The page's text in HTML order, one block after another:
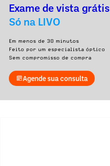
Exame de vista grátis
Só na LIVO
Em menos de 30 minutos
Feito por um especialista óptico
Sem compromisso de compra
Agende sua consulta